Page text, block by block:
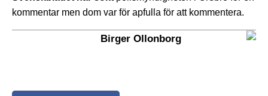
kommentar men dom var för apfulla för att kommentera.
Birger Ollonborg